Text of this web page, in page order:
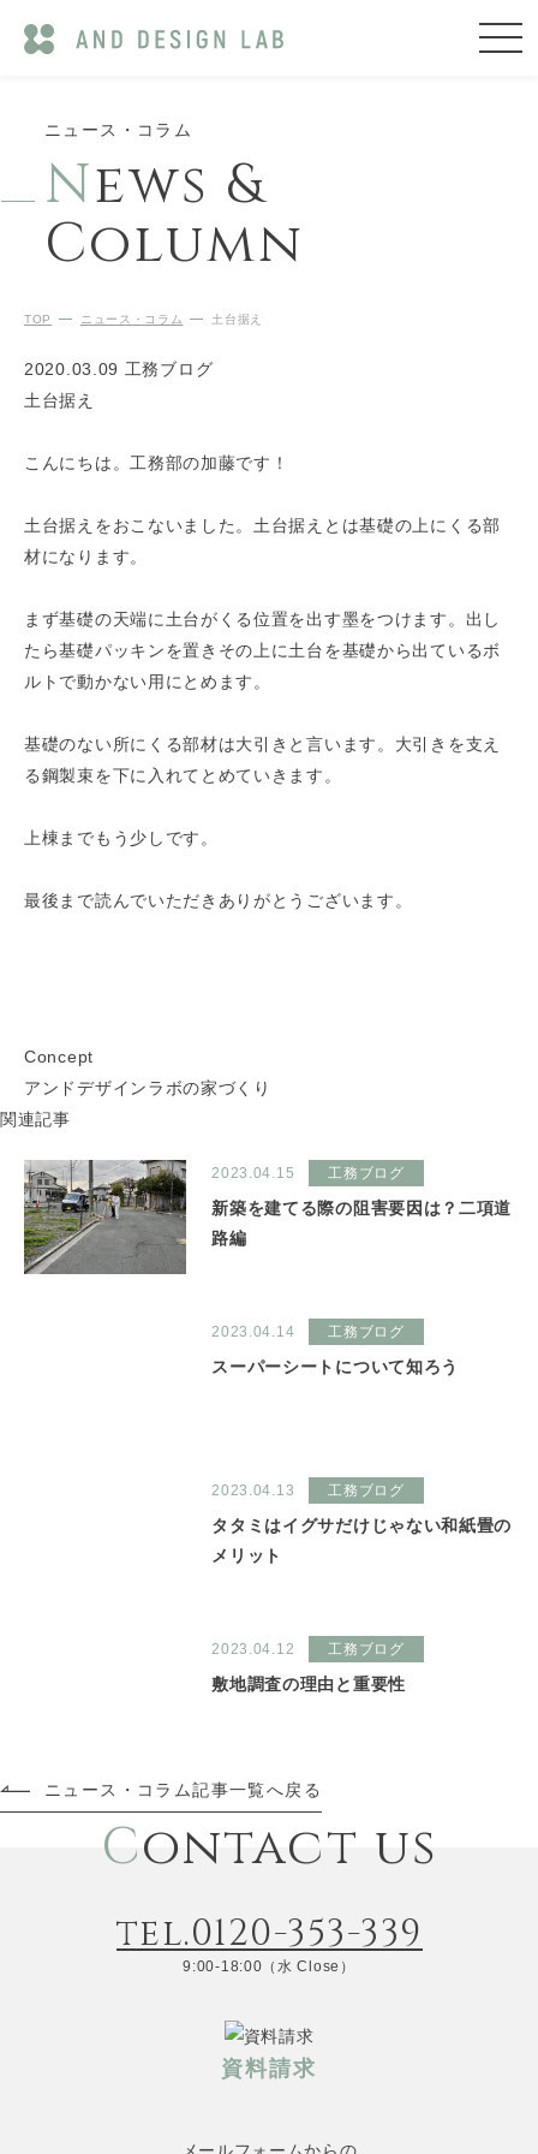
ニュース・コラム
News &
Column
TOP ニュース・コラム 土台据え
2020.03.09 工務ブログ
土台据え
こんにちは。工務部の加藤です！
土台据えをおこないました。土台据えとは基礎の上にくる部
材になります。
まず基礎の天端に土台がくる位置を出す墨をつけます。出し
たら基礎パッキンを置きその上に土台を基礎から出ているボ
ルトで動かない用にとめます。
基礎のない所にくる部材は大引きと言います。大引きを支え
る鋼製束を下に入れてとめていきます。
上棟までもう少しです。
最後まで読んでいただきありがとうございます。
Concept
アンドデザインラボの家づくり
関連記事
2023.04.15 工務ブログ
新築を建てる際の阻害要因は？二項道
路編
2023.04.14 工務ブログ
スーパーシートについて知ろう
2023.04.13 工務ブログ
タタミはイグサだけじゃない和紙畳の
メリット
2023.04.12 工務ブログ
敷地調査の理由と重要性
ニュース・コラム記事一覧へ戻る
Contact us
tel.0120-353-339
9:00-18:00（水 Close）
資料請求
メールフォームからの